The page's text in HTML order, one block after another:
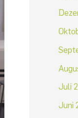
Juli
Juni